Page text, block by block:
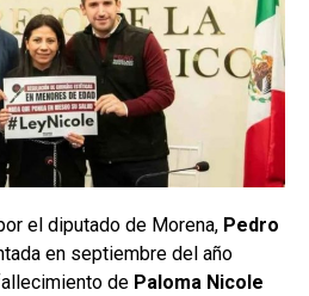
el diputado de Morena, Pedro
en septiembre del año
de Paloma Nicole